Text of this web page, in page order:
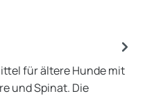
für ältere Hunde mit
und Spinat. Die